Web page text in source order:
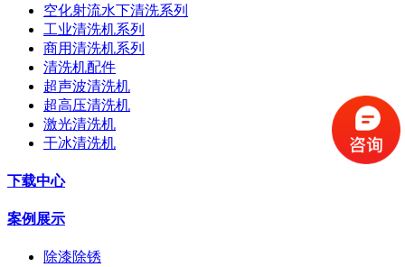
空化射流水下清洗系列
工业清洗机系列
商用清洗机系列
清洗机配件
超声波清洗机
超高压清洗机
激光清洗机
干冰清洗机
下载中心
案例展示
除漆除锈